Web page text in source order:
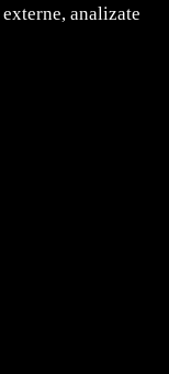
analizate